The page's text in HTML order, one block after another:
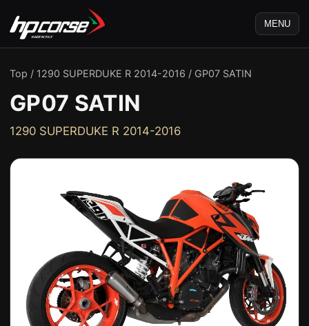
MENU
Top / 1290 SUPERDUKE R 2014-2016 / GP07 SATIN
GP07 SATIN
1290 SUPERDUKE R 2014-2016